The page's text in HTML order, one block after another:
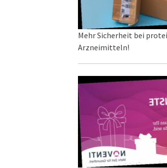
Mehr Sicherheit bei
Arzneimitteln!